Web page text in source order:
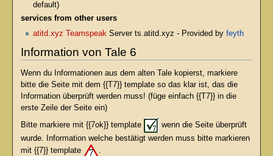
default)
services from other users
atitd.xyz Teamspeak Server ts.atitd.xyz - Provided by feyth
Information von Tale 6
Wenn du Informationen aus dem alten Tale kopierst, markiere
bitte die Seite mit dem {{T7}} template so das klar ist, das die
Information überprüft werden muss! (füge einfach {{T7}} in die
erste Zeile der Seite ein)
Bitte markiere mit {{7ok}} template
wenn die Seite überprüft
wurde. Information welche bestätigt werden muss bitte markieren
mit {{7}} template
.